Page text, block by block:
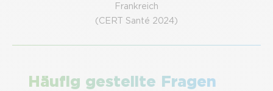
Frankreich
(CERT Santé 2024)
Häufig gestellte Fragen